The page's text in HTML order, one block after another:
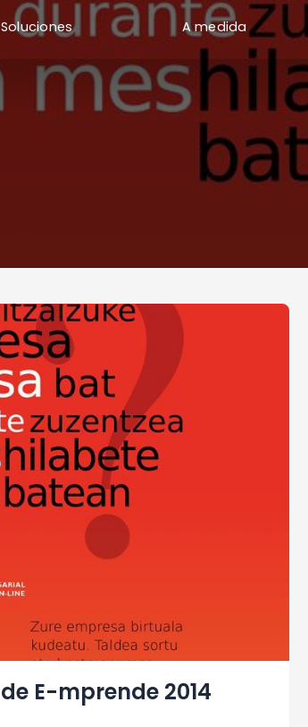
Soluciones A medida
E-mprende 2014